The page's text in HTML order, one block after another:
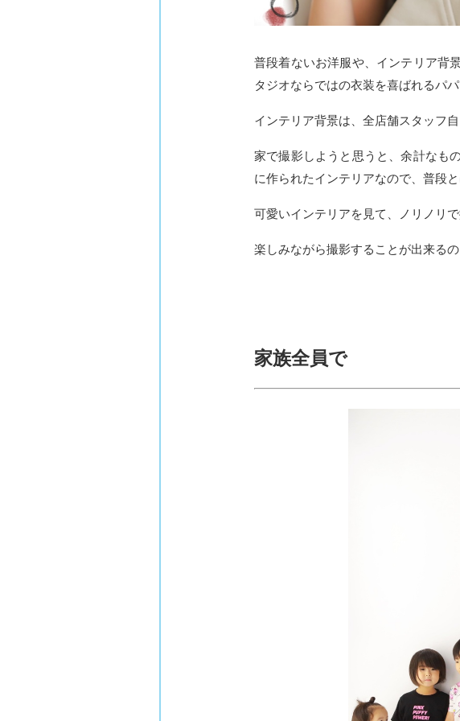
普段着ないお洋服や、インテリア背
タジオならではの衣装を喜ばれるパ
インテリア背景は、全店舗スタッフ
家で撮影しようと思うと、余計なも
に作られたインテリアなので、普段
可愛いインテリアを見て、ノリノリ
楽しみながら撮影することが出来る
家族全員で